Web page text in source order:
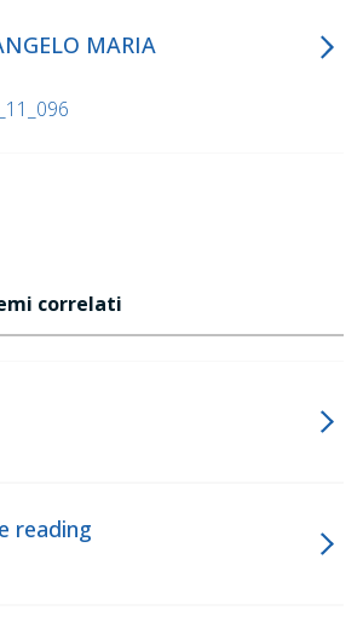
MARIA
correlati
reading